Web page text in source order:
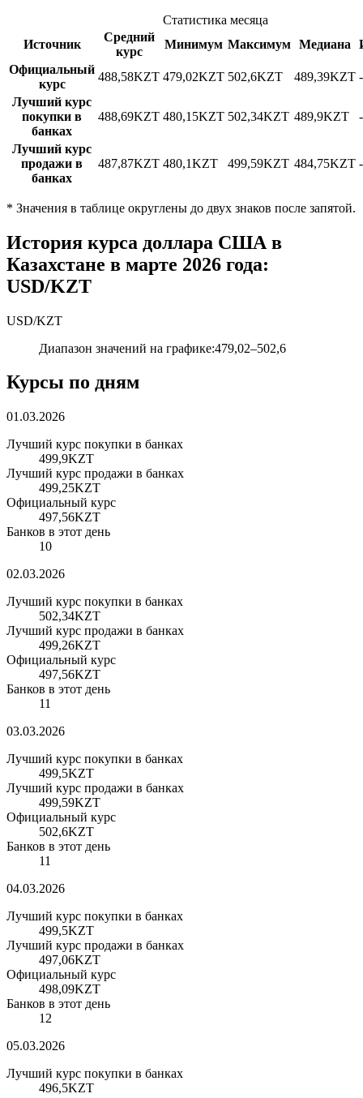
Статистика месяца
Источник
Средний
курс
Минимум Максимум Медиана
Официальный
курс
488,58KZT 479,02KZT 502,6KZT 489,39KZT
Лучший курс
покупки в
банках
488,69KZT 480,15KZT 502,34KZT 489,9KZT
Лучший курс
продажи в
банках
487,87KZT 480,1KZT 499,59KZT 484,75KZT
* Значения в таблице округлены до двух знаков после запятой.
История курса доллара США в
Казахстане в марте 2026 года:
USD/KZT
USD/KZT
Диапазон значений на графике:479,02–502,6
Курсы по дням
01.03.2026
Лучший курс покупки в банках
499,9KZT
Лучший курс продажи в банках
499,25KZT
Официальный курс
497,56KZT
Банков в этот день
10
02.03.2026
Лучший курс покупки в банках
502,34KZT
Лучший курс продажи в банках
499,26KZT
Официальный курс
497,56KZT
Банков в этот день
11
03.03.2026
Лучший курс покупки в банках
499,5KZT
Лучший курс продажи в банках
499,59KZT
Официальный курс
502,6KZT
Банков в этот день
11
04.03.2026
Лучший курс покупки в банках
499,5KZT
Лучший курс продажи в банках
497,06KZT
Официальный курс
498,09KZT
Банков в этот день
12
05.03.2026
Лучший курс покупки в банках
496,5KZT